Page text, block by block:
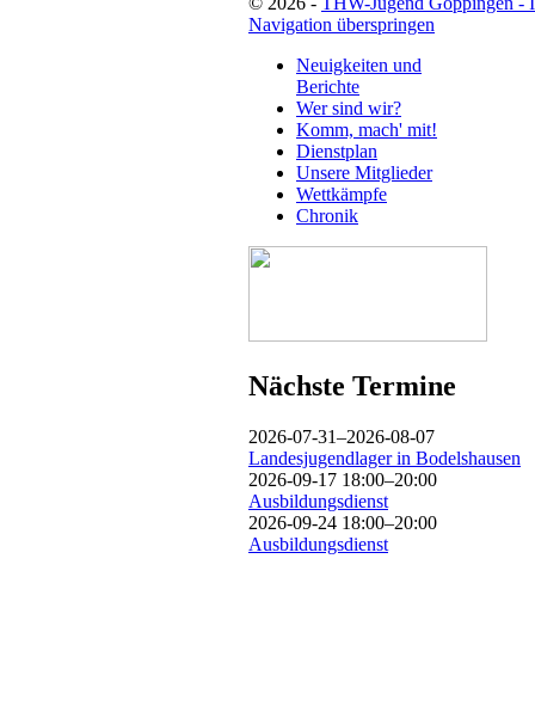
Navigation überspringen
Neuigkeiten und
Berichte
Wer sind wir?
Komm, mach' mit!
Dienstplan
Unsere Mitglieder
Wettkämpfe
Chronik
Nächste Termine
2026-07-31–2026-08-07
Landesjugendlager in Bodelshausen
2026-09-17 18:00–20:00
Ausbildungsdienst
2026-09-24 18:00–20:00
Ausbildungsdienst